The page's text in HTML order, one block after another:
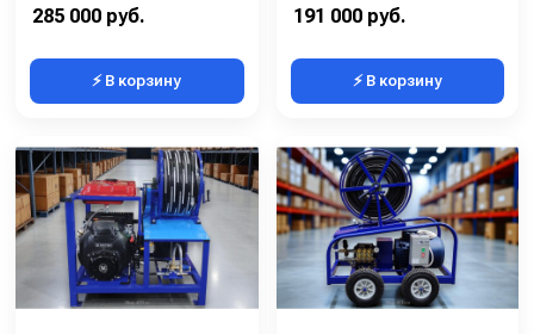
285 000 руб.
⚡ В корзину
191 000 руб.
⚡ В корзину